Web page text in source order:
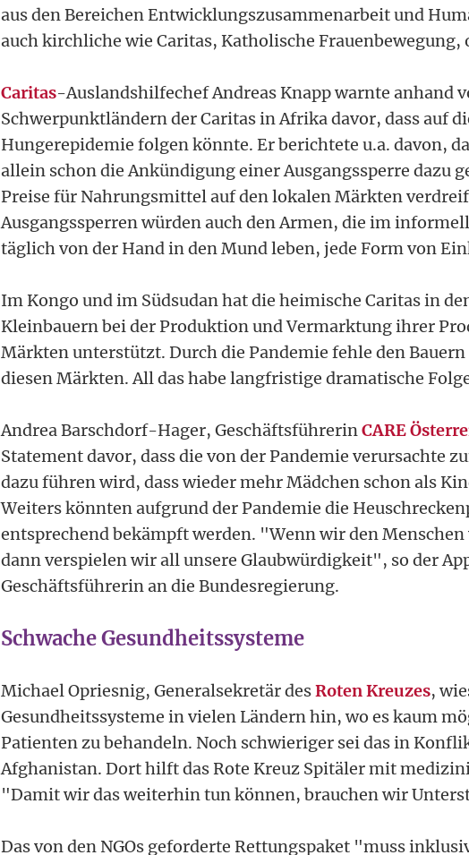
aus den Bereichen Entwicklungszusammenarbeit und
auch kirchliche wie Caritas, Katholische Frauenbewegung,
Caritas-Auslandshilfechef Andreas Knapp warnte anhand
Schwerpunktländern der Caritas in Afrika davor, dass auf
Hungerepidemie folgen könnte. Er berichtete u.a. davon,
allein schon die Ankündigung einer Ausgangssperre dazu
Preise für Nahrungsmittel auf den lokalen Märkten
Ausgangssperren würden auch den Armen, die im
täglich von der Hand in den Mund leben, jede Form von
Im Kongo und im Südsudan hat die heimische Caritas in
Kleinbauern bei der Produktion und Vermarktung ihrer
Märkten unterstützt. Durch die Pandemie fehle den
diesen Märkten. All das habe langfristige dramatische
Andrea Barschdorf-Hager, GeschäftsführerinCARE
Statement davor, dass die von der Pandemie verursachte
dazu führen wird, dass wieder mehr Mädchen schon als
Weiters könnten aufgrund der Pandemie die
entsprechend bekämpft werden. "Wenn wir den
dann verspielen wir all unsere Glaubwürdigkeit", so der
Geschäftsführerin an die Bundesregierung.
Schwache Gesundheitssysteme
Michael Opriesnig, Generalsekretär desRoten Kreuzes,
Gesundheitssysteme in vielen Ländern hin, wo es kaum
Patienten zu behandeln. Noch schwieriger sei das in
Afghanistan. Dort hilft das Rote Kreuz Spitäler mit
"Damit wir das weiterhin tun können, brauchen wir
Das von den NGOs geforderte Rettungspaket "muss